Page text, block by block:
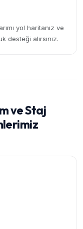
yol haritanız ve
desteği alırsınız.
ve Staj